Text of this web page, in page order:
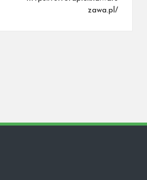
zawa.pl/